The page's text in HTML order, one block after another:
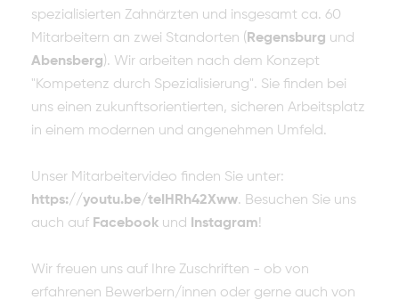
spezialisierten Zahnärzten und insgesamt ca. 60
Mitarbeitern an zwei Standorten ( Regensburg und
Abensberg). Wir arbeiten nach dem Konzept
"Kompetenz durch Spezialisierung". Sie finden bei
uns einen zukunftsorientierten, sicheren Arbeitsplatz
in einem modernen und angenehmen Umfeld.
Unser Mitarbeitervideo finden Sie unter:
https://youtu.be/teIHRh42Xww. Besuchen Sie uns
auch auf Facebook und Instagram!
Wir freuen uns auf Ihre Zuschriften - ob von
erfahrenen Bewerbern/innen oder gerne auch von